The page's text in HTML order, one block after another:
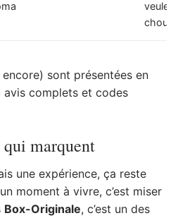
sont présentées en
complets et codes
qui marquent
une expérience, ça reste
moment à vivre, c’est miser
Box-Originale, c’est un des